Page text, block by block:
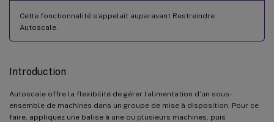
Cette fonctionnalité s’appelait auparavant Restreindre
Autoscale.
Introduction
Autoscale offre la flexibilité de gérer l’alimentation d’un sous-
ensemble de machines dans un groupe de mise à disposition. Pour ce
faire, appliquez une balise à une ou plusieurs machines, puis